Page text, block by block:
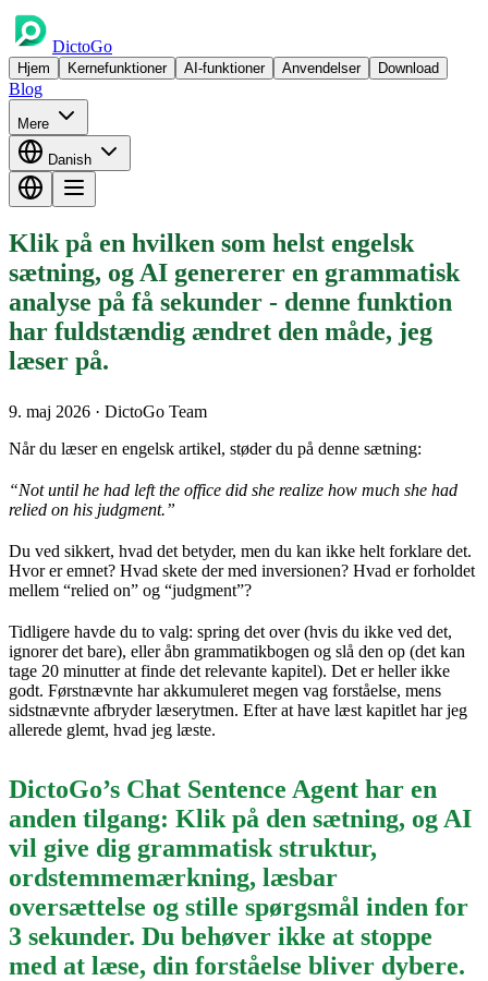
DictoGo
Hjem Kernefunktioner AI-funktioner Anvendelser Download
Blog
Mere
Danish
Klik på en hvilken som helst engelsk
sætning, og AI genererer en grammatisk
analyse på få sekunder - denne funktion
har fuldstændig ændret den måde, jeg
læser på.
9. maj 2026 · DictoGo Team
Når du læser en engelsk artikel, støder du på denne sætning:
“Not until he had left the office did she realize how much she had
relied on his judgment.”
Du ved sikkert, hvad det betyder, men du kan ikke helt forklare det.
Hvor er emnet? Hvad skete der med inversionen? Hvad er forholdet
mellem “relied on” og “judgment”?
Tidligere havde du to valg: spring det over (hvis du ikke ved det,
ignorer det bare), eller åbn grammatikbogen og slå den op (det kan
tage 20 minutter at finde det relevante kapitel). Det er heller ikke
godt. Førstnævnte har akkumuleret megen vag forståelse, mens
sidstnævnte afbryder læserytmen. Efter at have læst kapitlet har jeg
allerede glemt, hvad jeg læste.
DictoGo’s Chat Sentence Agent har en
anden tilgang: Klik på den sætning, og AI
vil give dig grammatisk struktur,
ordstemmemærkning, læsbar
oversættelse og stille spørgsmål inden for
3 sekunder. Du behøver ikke at stoppe
med at læse, din forståelse bliver dybere.